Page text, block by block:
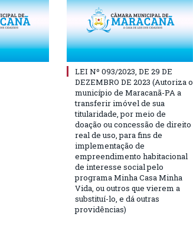
LEI Nº 093/2023, DE 29 DE
DEZEMBRO DE 2023 (Autoriza o
município de Maracanã-PA a
transferir imóvel de sua
titularidade, por meio de
doação ou concessão de direito
real de uso, para fins de
implementação de
empreendimento habitacional
de interesse social pelo
programa Minha Casa Minha
Vida, ou outros que vierem a
substituí-lo, e dá outras
providências)